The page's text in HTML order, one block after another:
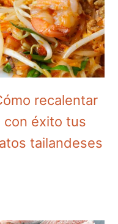
recalentar
con éxito tus
tailandeses